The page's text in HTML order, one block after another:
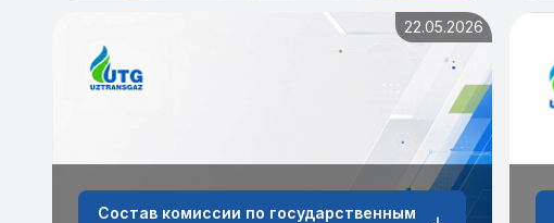
22.05.2026
Состав комиссии по государственным